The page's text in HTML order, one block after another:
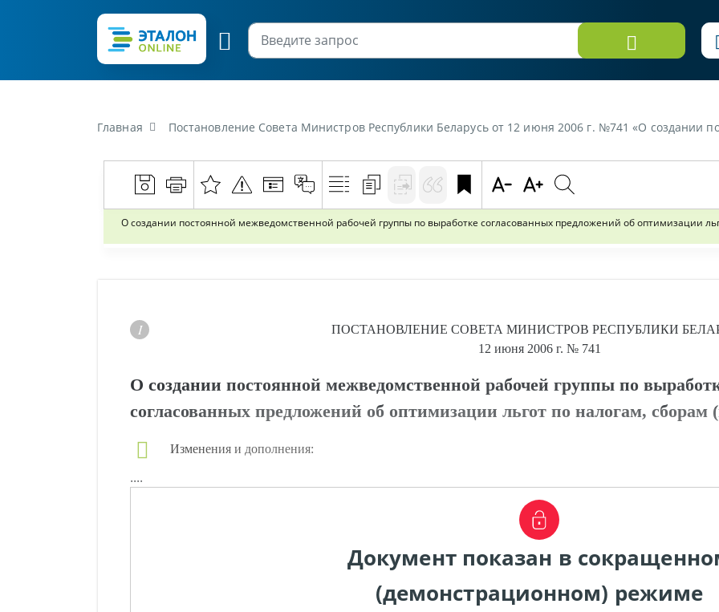
Главная Постановление Совета Министров Республики Беларусь от 12 июня 2006 г. №741 «О создании постоянной межведомственной рабочей группы по выработке
О создании постоянной межведомственной рабочей группы по выработке согласованных предложений об оптимизации
ПОСТАНОВЛЕНИЕ СОВЕТА МИНИСТРОВ РЕСПУБЛИКИ
12 июня 2006 г. № 741
О создании постоянной межведомственной рабочей группы по
согласованных предложений об оптимизации льгот по налогам,
Изменения и дополнения:
....
Документ показан в
(демонстрационном) режиме